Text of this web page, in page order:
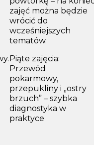
zajęć można będzie
wrócić do
wcześniejszych
tematów.
Piąte zajęcia:
Przewód
pokarmowy,
przepukliny i „ostry
brzuch” – szybka
diagnostyka w
praktyce